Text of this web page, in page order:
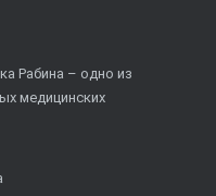
Рабина – одно из
медицинских